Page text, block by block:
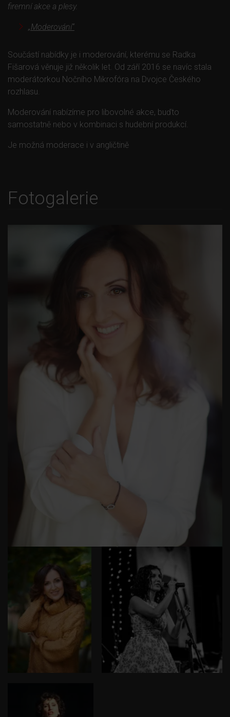
firemní akce a plesy.
„Moderování“
Součástí nabídky je i moderování, kterému se Radka
Fišarová věnuje již několik let. Od září 2016 se navíc stala
moderátorkou Nočního Mikrofóra na Dvojce Českého
rozhlasu.
Moderování nabízíme pro libovolné akce, buďto
samostatně nebo v kombinaci s hudební produkcí.
Je možná moderace i v angličtině
Fotogalerie